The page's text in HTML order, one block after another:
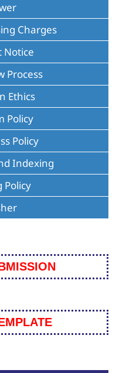
Charges
Notice
Process
Ethics
Policy
Policy
Indexing
Policy